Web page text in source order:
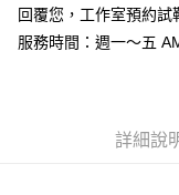
是否繳費成功／繳費後需
權轉讓予恩沛科技股份有
２．關於個人資料處理事
每筆NT$60，滿
回覆您，工作室預約試
服務時間：週一～五
詳細說